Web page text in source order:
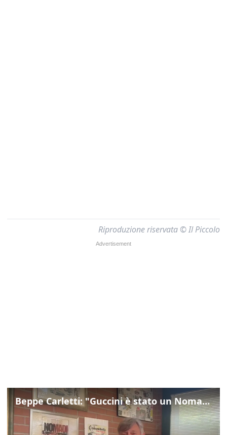
Riproduzione riservata © Il Piccolo
Beppe Carletti: "Guccini è stato un Nomade"